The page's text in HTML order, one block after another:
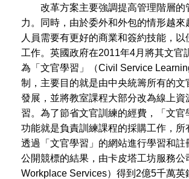
改革方案主要強調提高管理階層的
力。同時，由於委外和外包的情形越來
人員需要有更好的商業和簽約技能，以
工作。英國政府在2011年4月將其文官
為「文官學習」（Civil Service
制，主要目的就是由中央統籌所有的文
發展，並將教室課程大部分改為線上資
習。為了節省文官訓練的經費，「文官
功能就是負責訓練課程的採購工作，所
透過「文官學習」的網站進行學習和註
公開競標的結果，由卡皮塔工坊服務公
Workplace Services）得到2億5千萬英